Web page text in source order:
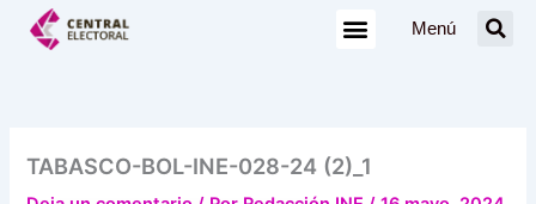
Menú
TABASCO-BOL-INE-028-24 (2)_1